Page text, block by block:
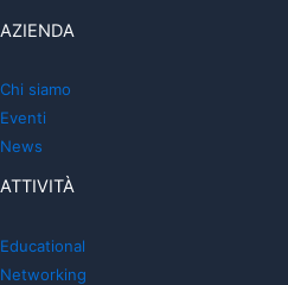
AZIENDA
Chi siamo
Eventi
News
ATTIVITÀ
Educational
Networking